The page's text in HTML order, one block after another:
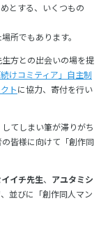
とする、いくつもの
所でもあります。
方との出会いの場を提
続けコミティア」自主制
トに協力、寄付を行い
てしまい筆が滞りがち
皆様に向けて「創作同
イチ先生、 アユタミシ
並びに「創作同人マン